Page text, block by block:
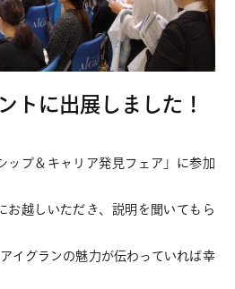
トに出展しました！
ップ＆キャリア発見フェア」に参加
お越しいただき、説明を聞いてもら
イグランの魅力が伝わっていれば幸